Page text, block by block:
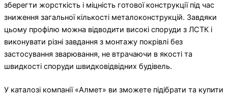
зберегти жорсткість і міцність готової конструкції під час
зниження загальної кількості металоконструкцій. Завдяки
цьому профілю можна відводити високі споруди з ЛСТК і
виконувати різні завдання з монтажу покрівлі без
застосування зварювання, не втрачаючи в якості та
швидкості споруди швидковідвідних будівель.
У каталозі компанії «Алмет» ви зможете підібрати та купити